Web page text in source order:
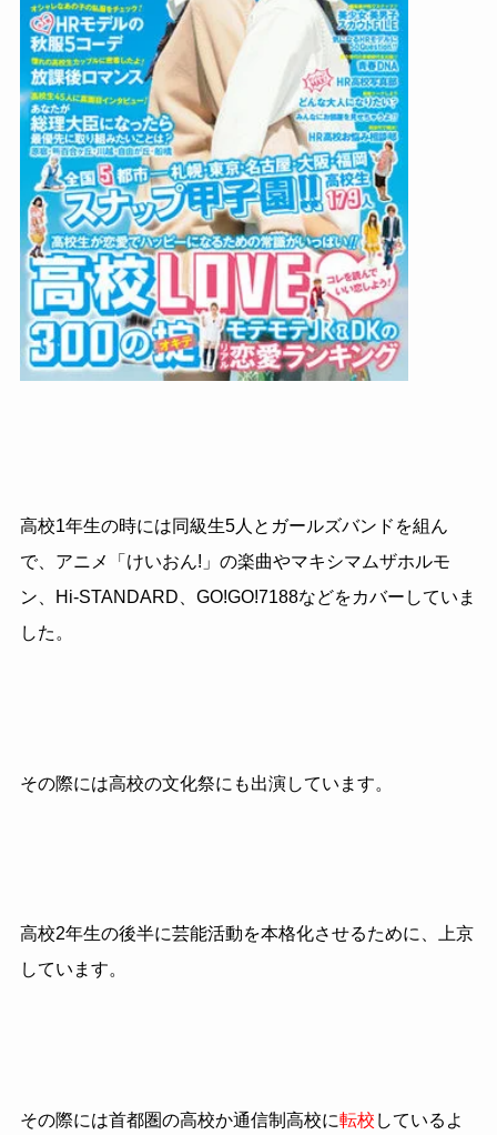
高校1年生の時には同級生5人とガールズバンドを組ん
で、アニメ「けいおん!」の楽曲やマキシマムザホルモ
ン、Hi-STANDARD、GO!GO!7188などをカバーしていま
した。
その際には高校の文化祭にも出演しています。
高校2年生の後半に芸能活動を本格化させるために、上京
しています。
その際には首都圏の高校か通信制高校に転校 しているよ